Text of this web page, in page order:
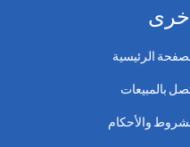
الرئيسية
بالمبيعات
والأحكام